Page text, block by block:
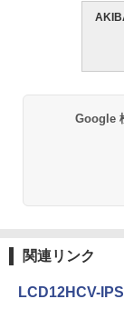
Google
関連リンク
LCD12HCV-